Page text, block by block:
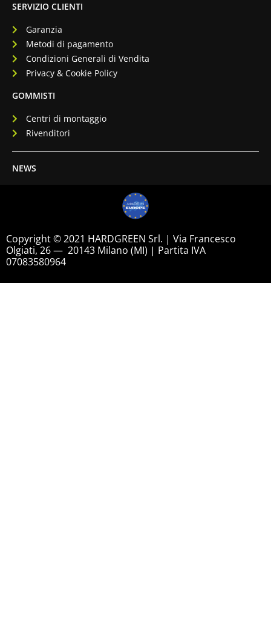
SERVIZIO CLIENTI
Garanzia
Metodi di pagamento
Condizioni Generali di Vendita
Privacy & Cookie Policy
GOMMISTI
Centri di montaggio
Rivenditori
NEWS
Copyright © 2021 HARDGREEN Srl. | Via Francesco
Olgiati, 26 — 20143 Milano (MI) | Partita IVA
07083580964